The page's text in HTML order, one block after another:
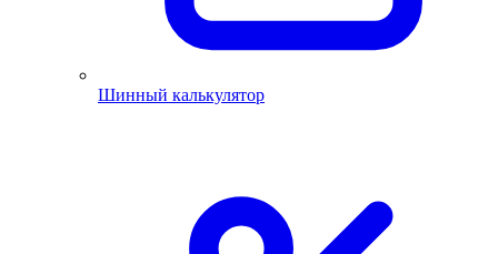
Шинный калькулятор